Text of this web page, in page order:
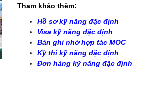
Tham khảo thêm:
Hồ sơ kỹ năng đặc định
Visa kỹ năng đặc định
Bản ghi nhớ hợp tác MOC
Kỳ thi kỹ năng đặc định
Đơn hàng kỹ năng đặc định